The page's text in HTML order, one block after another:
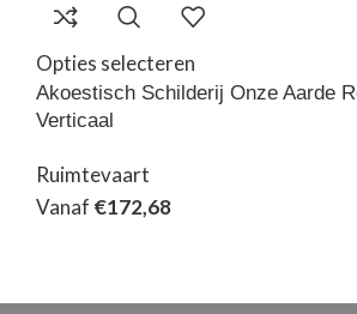
Opties selecteren
Akoestisch Schilderij Onze Aarde
Verticaal
Ruimtevaart
Vanaf €172,68